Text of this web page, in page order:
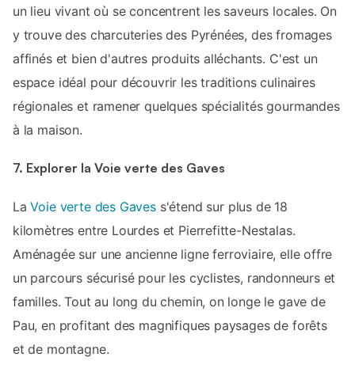
un lieu vivant où se concentrent les saveurs locales. On
y trouve des charcuteries des Pyrénées, des fromages
affinés et bien d'autres produits alléchants. C'est un
espace idéal pour découvrir les traditions culinaires
régionales et ramener quelques spécialités gourmandes
à la maison.
7. Explorer la Voie verte des Gaves
LaVoie verte des Gavess'étend sur plus de 18
kilomètres entre Lourdes et Pierrefitte-Nestalas.
Aménagée sur une ancienne ligne ferroviaire, elle offre
un parcours sécurisé pour les cyclistes, randonneurs et
familles. Tout au long du chemin, on longe le gave de
Pau, en profitant des magnifiques paysages de forêts
et de montagne.